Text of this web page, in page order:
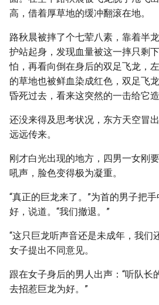
高，借着厚草地的缓冲翻滚在地。
路秋晨被摔了个七荤八素，靠着半
护站起身，发现血量被这一摔只剩
怕，再看向倒在身后的双足飞龙，
的草地也被鲜血染成红色，双足飞
昏死过去，看来这突然的一击给它造
还没来得及思考状况，东方天空冒
远远传来。
刚才白光出现的地方，四男一女刚
吼声，脸色变得极为凝重。
“真正的巨龙来了。”为首的男子把
好，说道。“我们撤退。”
“这只巨龙听声音还是未成年，我们
女子提出不同意见。
跟在女子身后的男人出声：“听队长
去招惹巨龙为好。”